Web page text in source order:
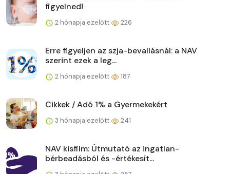
figyelned!
2 hónapja ezelőtt 226
Erre figyeljen az szja-bevallásnál: a NAV
szerint ezek a leg...
2 hónapja ezelőtt 187
Cikkek / Adó 1% a Gyermekekért
3 hónapja ezelőtt 241
NAV kisfilm: Útmutató az ingatlan-
bérbeadásból és -értékesít...